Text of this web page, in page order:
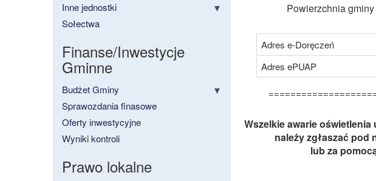
Inne jednostki
Sołectwa
Finanse/Inwestycje
Gminne
Budżet Gminy
Sprawozdania finasowe
Oferty inwestycyjne
Wyniki kontroli
Prawo lokalne
Powierzchnia
Adres e-Doręczeń
Adres ePUAP
Wszelkie awarie
należy zgłaszać pod
lub za